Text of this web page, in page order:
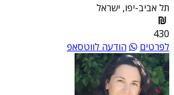
תל אביב-יפו, ישראל
430
לפרטים
הודעה לווטסאפ